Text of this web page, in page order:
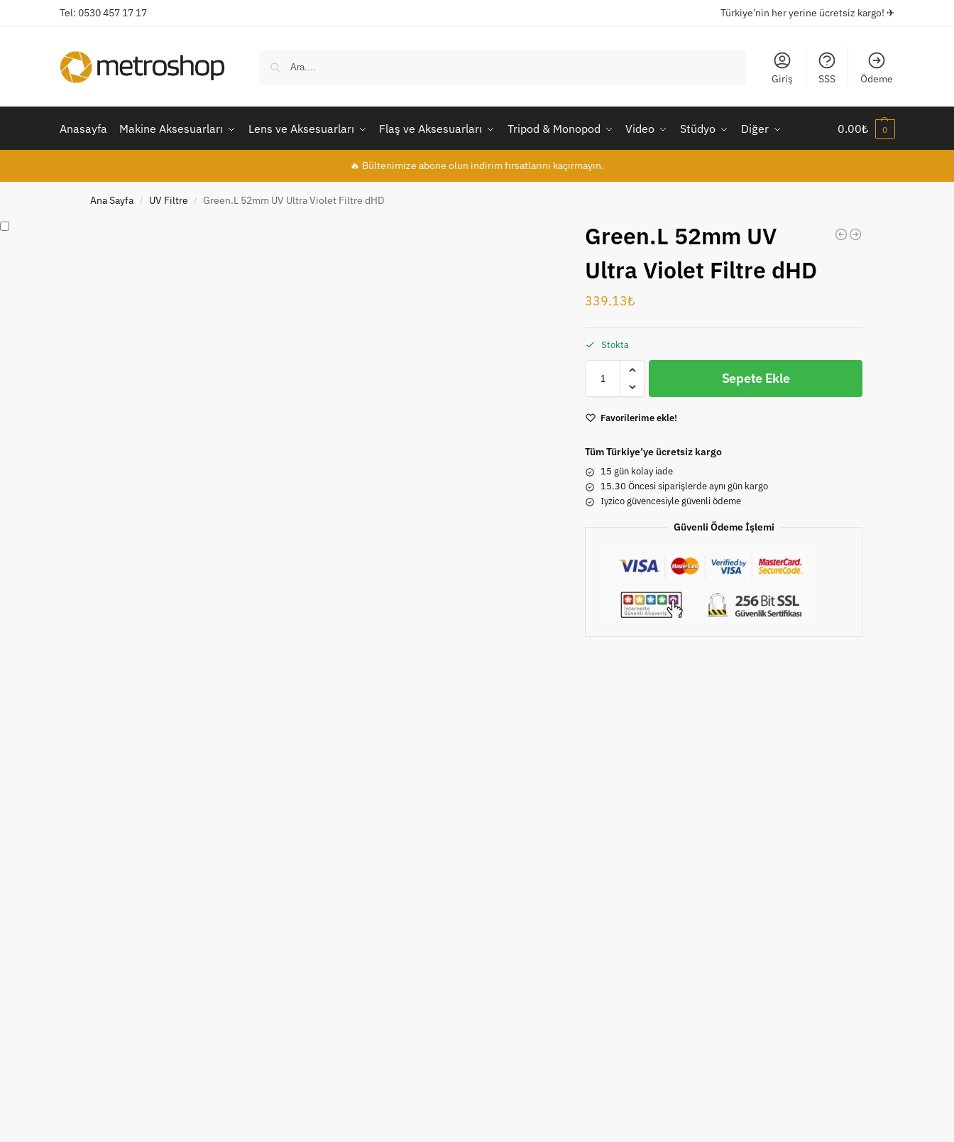
Tel: 0530 457 17 17 Türkiye’nin her yerine ücretsiz kargo! ✈
Giriş SSS Ödeme
Anasayfa Makine Aksesuarları Lens ve Aksesuarları Flaş ve Aksesuarları Tripod & Monopod Video Stüdyo Diğer 0.00₺ 0
🔥 Bültenimize abone olun indirim fırsatlarını kaçırmayın.
Ana Sayfa / UV Filtre / Green.L 52mm UV Ultra Violet Filtre dHD
Green.L 52mm UV
Ultra Violet Filtre dHD
339.13₺
Stokta
Sepete Ekle
Favorilerime ekle!
Tüm Türkiye’ye ücretsiz kargo
15 gün kolay iade
15.30 Öncesi siparişlerde aynı gün kargo
Iyzico güvencesiyle güvenli ödeme
Güvenli Ödeme İşlemi